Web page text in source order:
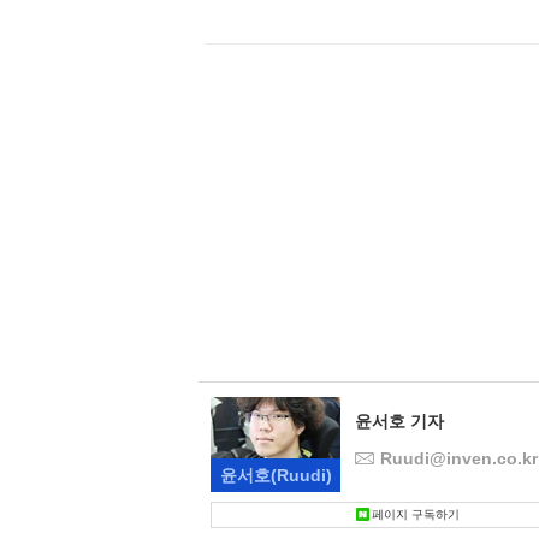
윤서호(Ruudi)
윤서호 기자
Ruudi@inven.co.kr
페이지 구독하기